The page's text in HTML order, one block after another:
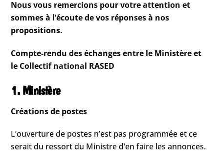
Nous vous remercions pour votre attention et
sommes à l’écoute de vos réponses à nos
propositions.
Compte-rendu des échanges entre le Ministère et
le Collectif national RASED
1. Ministère
Créations de postes
L’ouverture de postes n’est pas programmée et ce
serait du ressort du Ministre d’en faire les annonces.